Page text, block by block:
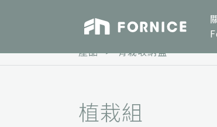
產品>有栽收納盒
植栽組